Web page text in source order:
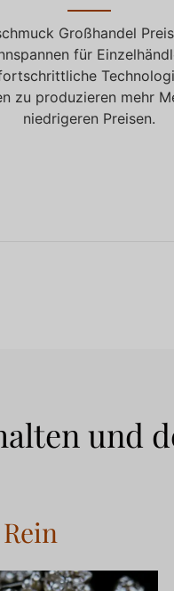
Großhandel
für
zu produzieren mehr
niedrigeren Preisen.
und